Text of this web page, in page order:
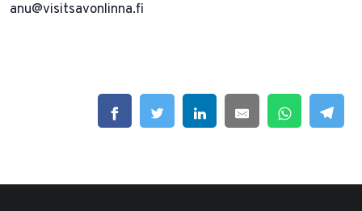
anu@visitsavonlinna.fi